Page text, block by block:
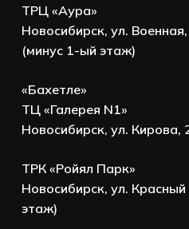
ТРЦ «Аура»
Новосибирск, ул.
(минус 1-ый этаж)
«Бахетле»
ТЦ «Галерея N1»
Новосибирск, ул. Кирова,
ТРК «Ройял Парк»
Новосибирск, ул.
этаж)